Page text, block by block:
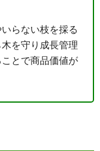
らない枝を採る
を守り成長管理
とで商品価値が